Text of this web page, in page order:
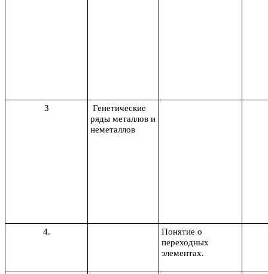
3
Генетические
ряды металлов и
неметаллов
4.
Понятие о
переходных
элементах.